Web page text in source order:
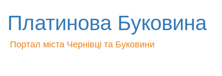
Платинова Буковина
Портал міста Чернівці та Буковини